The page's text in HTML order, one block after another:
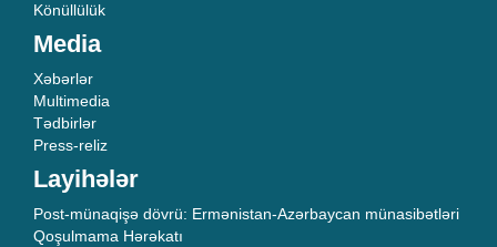
Könüllülük
Media
Xəbərlər
Multimedia
Tədbirlər
Press-reliz
Layihələr
Post-münaqişə dövrü: Ermənistan-Azərbaycan münasibətləri
Qoşulmama Hərəkatı